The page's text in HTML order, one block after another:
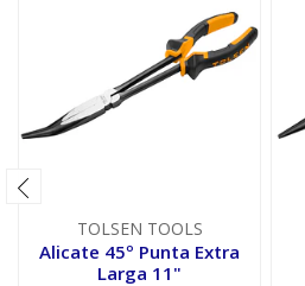
TOLSEN TOOLS
Alicate 45º Punta Extra
Larga 11"